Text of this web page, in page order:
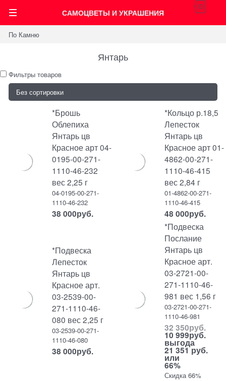
САМОЦВЕТЫ И УКРАШЕНИЯ
0
По Камню
Янтарь
Фильтры товаров
*Брошь
Облепиха
Янтарь цв
Красное арт 04-
0195-00-271-
1110-46-232
вес 2,25 г
04-0195-00-271-
1110-46-232
38 000руб.
*Кольцо р.18,5
Лепесток
Янтарь цв
Красное арт 01-
4862-00-271-
1110-46-415
вес 2,84 г
01-4862-00-271-
1110-46-415
48 000руб.
*Подвеска
Лепесток
Янтарь цв
Красное арт.
03-2539-00-
271-1110-46-
080 вес 2,25 г
03-2539-00-271-
1110-46-080
38 000руб.
*Подвеска
Послание
Янтарь цв
Красное арт.
03-2721-00-
271-1110-46-
981 вес 1,56 г
03-2721-00-271-
1110-46-981
32 350руб.
10 999руб.
выгода
21 351 руб.
или
66%
Скидка 66%